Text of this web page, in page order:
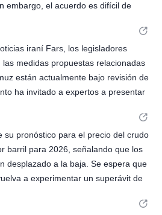
embargo, el acuerdo es difícil de
los seguros que rigen cualquier
iraní Fars, los legisladores
medidas propuestas relacionadas
están actualmente bajo revisión de
ha invitado a expertos a presentar
su pronóstico para el precio del crudo
barril para 2026, señalando que los
desplazado a la baja. Se espera que
a experimentar un superávit de
a 70 dólares por barril en el cuarto